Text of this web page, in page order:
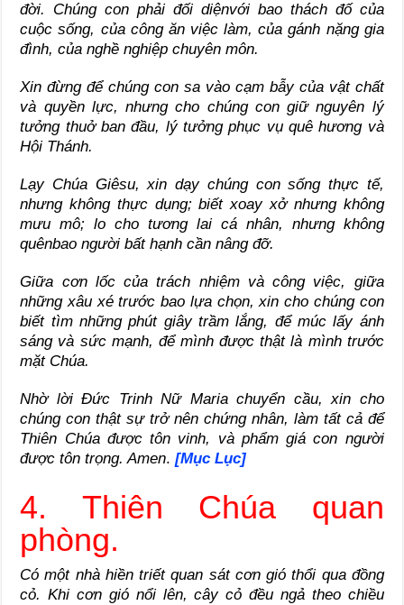
đời. Chúng con phải đối diệnvới bao thách đố của
cuộc sống, của công ăn việc làm, của gánh nặng gia
đình, của nghề nghiệp chuyên môn.
Xin đừng để chúng con sa vào cạm bẫy của vật chất
và quyền lực, nhưng cho chúng con giữ nguyên lý
tưởng thuở ban đầu, lý tưởng phục vụ quê hương và
Hội Thánh.
Lạy Chúa Giêsu, xin dạy chúng con sống thực tế,
nhưng không thực dụng; biết xoay xở nhưng không
mưu mô; lo cho tương lai cá nhân, nhưng không
quênbao người bất hạnh cần nâng đỡ.
Giữa cơn lốc của trách nhiệm và công việc, giữa
những xâu xé trước bao lựa chọn, xin cho chúng con
biết tìm những phút giây trầm lắng, để múc lấy ánh
sáng và sức mạnh, để mình được thật là mình trước
mặt Chúa.
Nhờ lời Đức Trinh Nữ Maria chuyển cầu, xin cho
chúng con thật sự trở nên chứng nhân, làm tất cả để
Thiên Chúa được tôn vinh, và phẩm giá con người
được tôn trọng. Amen. [Mục Lục]
4. Thiên Chúa quan
phòng.
Có một nhà hiền triết quan sát cơn gió thổi qua đồng
cỏ. Khi cơn gió nổi lên, cây cỏ đều ngả theo chiều